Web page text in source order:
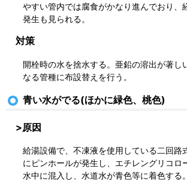
やすい管内では腐食がかなり進んでおり、
発生も見られる。
対策
開栓時の水を捨水する。亜鉛の溶出が著し
なる管種に布設替えを行う。
青い水がでる(ほかに緑色、桃色)
>原因
給湯設備で、不凍液を使用している二回路
にピンホールが発生し、エチレングリコロ
水中に混入し、水道水が青色等に着色する。